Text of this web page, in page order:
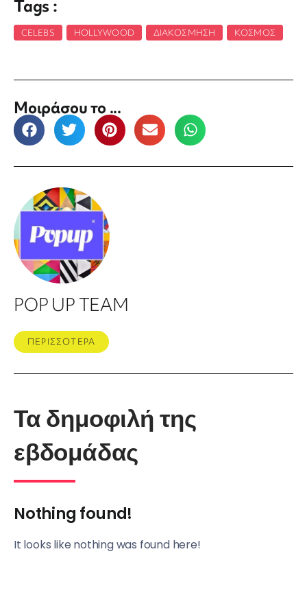
Tags :
CELEBS HOLLYWOOD ΔΙΑΚΌΣΜΗΣΗ ΚΌΣΜΟΣ
Μοιράσου το ...
POP UP TEAM
ΠΕΡΙΣΣΟΤΕΡΑ
Τα δημοφιλή της
εβδομάδας
Nothing found!
It looks like nothing was found here!